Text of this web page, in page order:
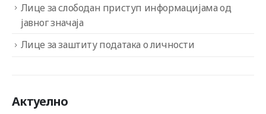
Лице за слободан приступ информацијама од
јавног значаја
Лице за заштиту података о личности
Актуелно